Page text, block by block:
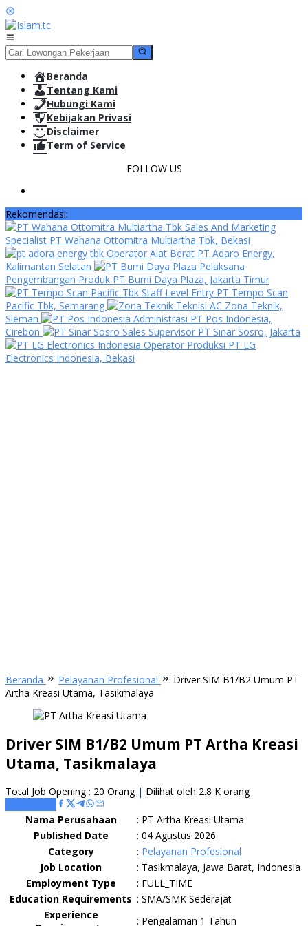
Loncat
ke
konten
Mobile
Beranda
Tentang Kami
Hubungi Kami
Kebijakan Privasi
Disclaimer
Term of Service
FOLLOW US
Rekomendasi:
Sales And Marketing
Specialist PT Wahana Ottomitra Multiartha Tbk, Bekasi
Operator Alat Berat PT Adaro Energy,
Kalimantan Selatan
Pelaksana
Pengembangan Produk PT Bumi Daya Plaza, Jakarta Timur
Staff Level Entry PT Tempo Scan
Pacific Tbk, Semarang
Teknisi AC Zona Teknik,
Sleman
Administrasi PT Pos Indonesia,
Cirebon
Sales Supervisor PT Sinar Sosro, Jakarta
Operator Produksi PT LG
Electronics Indonesia, Bekasi
Beranda Pelayanan Profesional
Driver SIM B1/B2 Umum PT
Artha Kreasi Utama, Tasikmalaya
Driver SIM B1/B2 Umum PT Artha Kreasi
Utama, Tasikmalaya
Total Job Opening : 20 Orang | Dilihat oleh 2.8 K orang
Nama Perusahaan
: PT Artha Kreasi Utama
Published Date
: 04 Agustus 2026
Category
: Pelayanan Profesional
Job Location
: Tasikmalaya, Jawa Barat, Indonesia
Employment Type
: FULL_TIME
Education Requirements : SMA/SMK Sederajat
Experience
: Pengalaman 1 Tahun